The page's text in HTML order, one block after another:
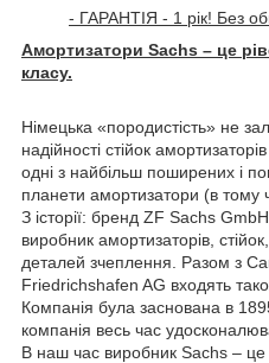
- ГАРАНТІЯ - 1 рік! Без
Амортизатори Sachs – це
класу.
Німецька «породистість» не
надійності стійок
одні з найбільш поширених і
планети амортизатори (в тому
З історії: бренд ZF Sachs
виробник амортизаторів,
деталей зчеплення. Разом з
Friedrichshafen AG входять
Компанія була заснована в
компанія весь час
В наш час виробник Sachs – це